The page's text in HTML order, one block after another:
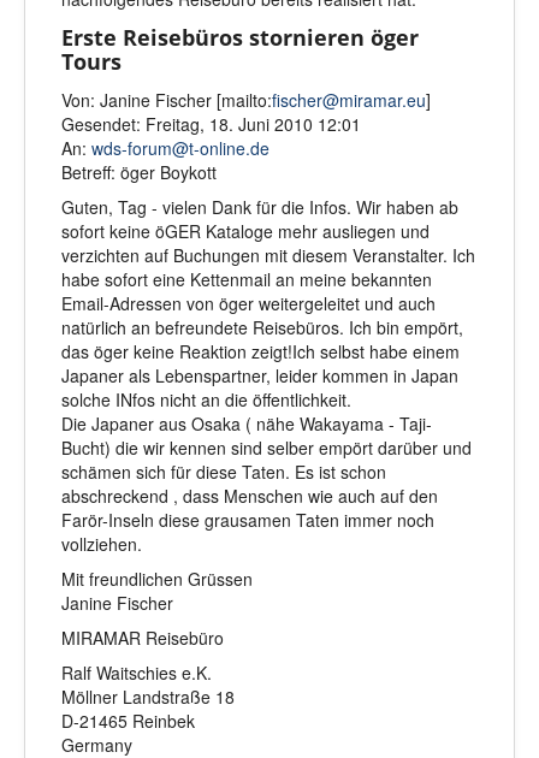
Erste Reisebüros stornieren öger
Tours
Von: Janine Fischer [mailto:fischer@miramar.eu]
Gesendet: Freitag, 18. Juni 2010 12:01
An: wds-forum@t-online.de
Betreff: öger Boykott
Guten, Tag - vielen Dank für die Infos. Wir haben ab
sofort keine öGER Kataloge mehr ausliegen und
verzichten auf Buchungen mit diesem Veranstalter. Ich
habe sofort eine Kettenmail an meine bekannten
Email-Adressen von öger weitergeleitet und auch
natürlich an befreundete Reisebüros. Ich bin empört,
das öger keine Reaktion zeigt!Ich selbst habe einem
Japaner als Lebenspartner, leider kommen in Japan
solche INfos nicht an die öffentlichkeit.
Die Japaner aus Osaka ( nähe Wakayama - Taji-
Bucht) die wir kennen sind selber empört darüber und
schämen sich für diese Taten. Es ist schon
abschreckend , dass Menschen wie auch auf den
Farör-Inseln diese grausamen Taten immer noch
vollziehen.
Mit freundlichen Grüssen
Janine Fischer
MIRAMAR Reisebüro
Ralf Waitschies e.K.
Möllner Landstraße 18
D-21465 Reinbek
Germany